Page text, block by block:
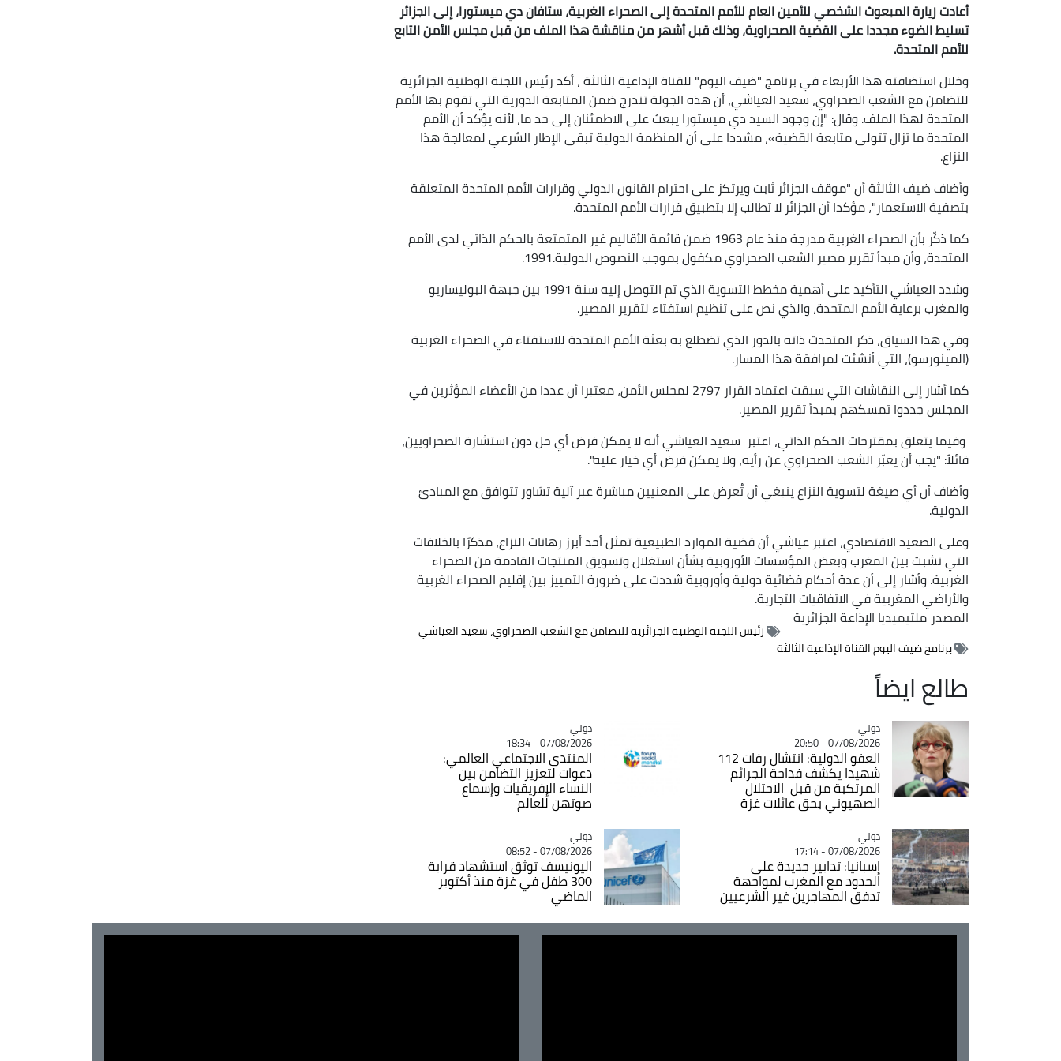
أعادت زيارة المبعوث الشخصي للأمين العام للأمم المتحدة إلى الصحراء الغربية، ستافان دي ميستورا، إلى الجزائر
تسليط الضوء مجددا على القضية الصحراوية، وذلك قبل أشهر من مناقشة هذا الملف من قبل مجلس الأمن التابع
للأمم المتحدة.
وخلال استضافته هذا الأربعاء في برنامج "ضيف اليوم" للقناة الإذاعية الثالثة ، أكد رئيس اللجنة الوطنية الجزائرية
للتضامن مع الشعب الصحراوي، سعيد العياشي، أن هذه الجولة تندرج ضمن المتابعة الدورية التي تقوم بها الأمم
المتحدة لهذا الملف. وقال: "إن وجود السيد دي ميستورا يبعث على الاطمئنان إلى حد ما، لأنه يؤكد أن الأمم
المتحدة ما تزال تتولى متابعة القضية»، مشددا على أن المنظمة الدولية تبقى الإطار الشرعي لمعالجة هذا
النزاع.
وأضاف ضيف الثالثة أن "موقف الجزائر ثابت ويرتكز على احترام القانون الدولي وقرارات الأمم المتحدة المتعلقة
بتصفية الاستعمار"، مؤكدا أن الجزائر لا تطالب إلا بتطبيق قرارات الأمم المتحدة.
كما ذكّر بأن الصحراء الغربية مدرجة منذ عام 1963 ضمن قائمة الأقاليم غير المتمتعة بالحكم الذاتي لدى الأمم
المتحدة، وأن مبدأ تقرير مصير الشعب الصحراوي مكفول بموجب النصوص الدولية.1991.
وشدد العياشي التأكيد على أهمية مخطط التسوية الذي تم التوصل إليه سنة 1991 بين جبهة البوليساريو
والمغرب برعاية الأمم المتحدة، والذي نص على تنظيم استفتاء لتقرير المصير.
وفي هذا السياق، ذكر المتحدث ذاته بالدور الذي تضطلع به بعثة الأمم المتحدة للاستفتاء في الصحراء الغربية
(المينورسو)، التي أنشئت لمرافقة هذا المسار.
كما أشار إلى النقاشات التي سبقت اعتماد القرار 2797 لمجلس الأمن، معتبرا أن عددا من الأعضاء المؤثرين في
المجلس جددوا تمسكهم بمبدأ تقرير المصير.
وفيما يتعلق بمقترحات الحكم الذاتي، اعتبر سعيد العياشي أنه لا يمكن فرض أي حل دون استشارة الصحراويين،
قائلاً: "يجب أن يعبّر الشعب الصحراوي عن رأيه، ولا يمكن فرض أي خيار عليه".
وأضاف أن أي صيغة لتسوية النزاع ينبغي أن تُعرض على المعنيين مباشرة عبر آلية تشاور تتوافق مع المبادئ
الدولية.
وعلى الصعيد الاقتصادي، اعتبر عياشي أن قضية الموارد الطبيعية تمثل أحد أبرز رهانات النزاع، مذكرًا بالخلافات
التي نشبت بين المغرب وبعض المؤسسات الأوروبية بشأن استغلال وتسويق المنتجات القادمة من الصحراء
الغربية. وأشار إلى أن عدة أحكام قضائية دولية وأوروبية شددت على ضرورة التمييز بين إقليم الصحراء الغربية
والأراضي المغربية في الاتفاقيات التجارية.
المصدر ملتيميديا الإذاعة الجزائرية
رئيس اللجنة الوطنية الجزائرية للتضامن مع الشعب الصحراوي، سعيد العياشي
برنامج ضيف اليوم القناة الإذاعية الثالثة
طالع ايضاً
Catégorie
دولي
07/08/2026 - 20:50
العفو الدولية: انتشال رفات 112
شهيدا يكشف فداحة الجرائم
المرتكبة من قبل الاحتلال
الصهيوني بحق عائلات غزة
Catégorie
دولي
07/08/2026 - 18:34
المنتدى الاجتماعي العالمي:
دعوات لتعزيز التضامن بين
النساء الإفريقيات وإسماع
صوتهن للعالم
Catégorie
دولي
07/08/2026 - 17:14
إسبانيا: تدابير جديدة على
الحدود مع المغرب لمواجهة
تدفق المهاجرين غير الشرعيين
Catégorie
دولي
07/08/2026 - 08:52
اليونيسف توثق استشهاد قرابة
300 طفل في غزة منذ أكتوبر
الماضي